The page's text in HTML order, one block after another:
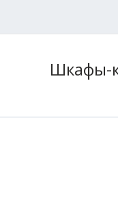
Шкафы-